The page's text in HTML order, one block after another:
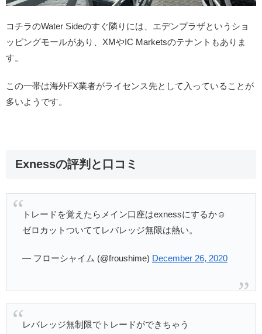
コチラのWater Sideのすぐ隣りには、エデンプラザというショ
ッピングモールがあり、XMやIC Marketsのテナントもありま
す。
この一帯は海外FX業者がライセンス先として入っていることが
多いようです。
Exnessの評判と口コミ
トレードを覚えたらメイン口座はexnessにするか☺️
ゼロカットついててレバレッジ無限は熱い。
— フローシャイム (@froushime) December 26, 2020
レバレッジ無制限でトレードができちゃう